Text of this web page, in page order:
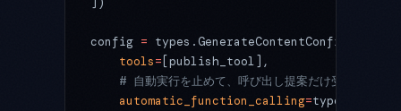
config = types.GenerateContentConfig(
    tools
= [publish_tool],
    # 自動実行を止めて、呼び出し提案だけ受け取ります
    automatic_function_calling
=